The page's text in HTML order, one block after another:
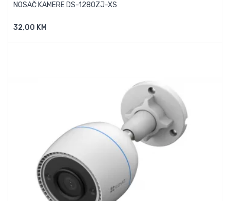
NOSAČ KAMERE DS-1280ZJ-XS
32,00 KMDodaj U Košaricu